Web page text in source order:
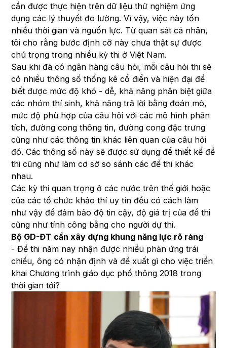
cần được thực hiện trên dữ liệu thử nghiệm ứng
dụng các lý thuyết đo lường. Vì vậy, việc này tốn
nhiều thời gian và nguồn lực. Từ quan sát cá nhân,
tôi cho rằng bước định cỡ này chưa thật sự được
chú trọng trong nhiều kỳ thi ở Việt Nam.
Sau khi đã có ngân hàng câu hỏi, mỗi câu hỏi thi sẽ
có nhiều thông số thống kê cổ điển và hiện đại để
biết được mức độ khó - dễ, khả năng phân biệt giữa
các nhóm thí sinh, khả năng trả lời bằng đoán mò,
mức độ phù hợp của câu hỏi với các mô hình phân
tích, đường cong thông tin, đường cong đặc trưng
cũng như các thông tin khác liên quan của câu hỏi
đó. Các thông số này sẽ được sử dụng để thiết kế đề
thi cũng như làm cơ sở so sánh các đề thi khác
nhau.
Các kỳ thi quan trọng ở các nước trên thế giới hoặc
của các tổ chức khảo thí uy tín đều có cách làm
như vậy để đảm bảo độ tin cậy, độ giá trị của đề thi
cũng như tính công bằng cho người dự thi.
Bộ GD-ĐT cần xây dựng khung năng lực rõ ràng
-Đề thi năm nay nhận được nhiều phản ứng trái
chiều, ông có nhận định và đề xuất gì cho việc triển
khai Chương trình giáo dục phổ thông 2018 trong
thời gian tới?